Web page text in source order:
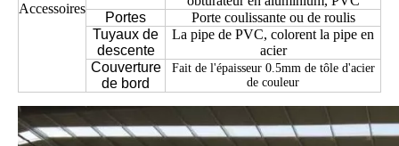
Accessoires
Portes
Porte coulissante ou de roulis
Tuyaux de
descente
La pipe de PVC, colorent la pipe en
acier
Couverture
de bord
Fait de l'épaisseur 0.5mm de tôle d'acier
de couleur